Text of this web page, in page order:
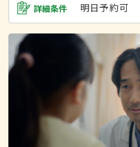
詳細条件 明日予約可